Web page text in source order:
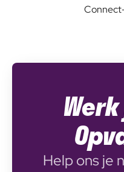
Help ons je